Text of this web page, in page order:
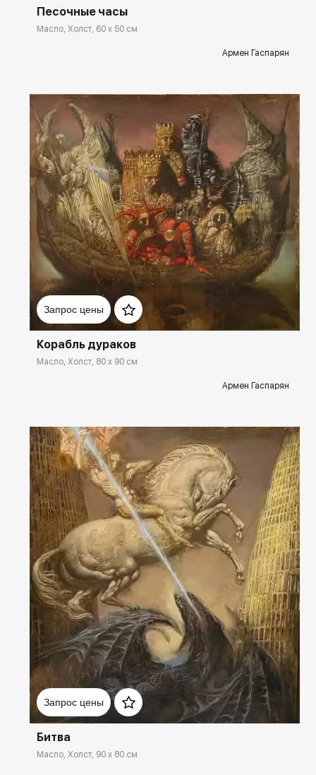
Песочные часы
Масло, Холст, 60 x 50 см
Армен Гаспарян
Запрос цены
Домен: spb.rakovgallery.ru
Корабль дураков
Масло, Холст, 80 x 90 см
Армен Гаспарян
Запрос цены
Домен: spb.rakovgallery.ru
Битва
Масло, Холст, 90 x 80 см